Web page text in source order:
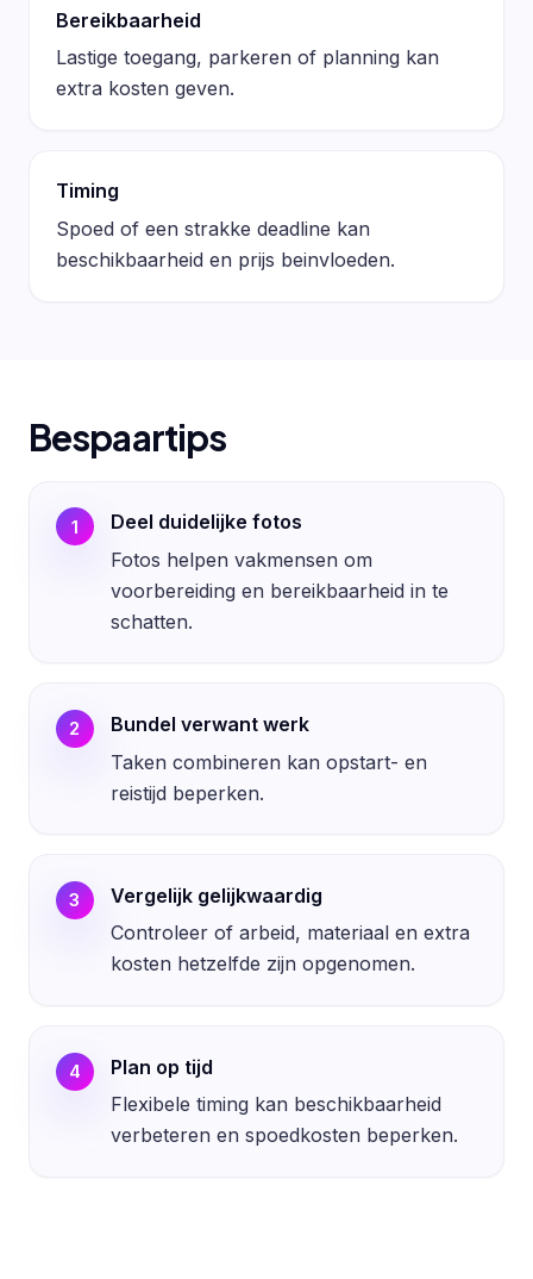
Bereikbaarheid
Lastige toegang, parkeren of planning kan
extra kosten geven.
Timing
Spoed of een strakke deadline kan
beschikbaarheid en prijs beinvloeden.
Bespaartips
1
Deel duidelijke fotos
Fotos helpen vakmensen om
voorbereiding en bereikbaarheid in te
schatten.
2
Bundel verwant werk
Taken combineren kan opstart- en
reistijd beperken.
3
Vergelijk gelijkwaardig
Controleer of arbeid, materiaal en extra
kosten hetzelfde zijn opgenomen.
4
Plan op tijd
Flexibele timing kan beschikbaarheid
verbeteren en spoedkosten beperken.